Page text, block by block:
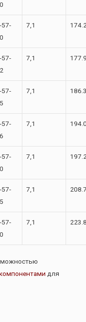
57-
7,1
57-
7,1
57-
7,1
57-
7,1
57-
7,1
57-
7,1
57-
7,1
для